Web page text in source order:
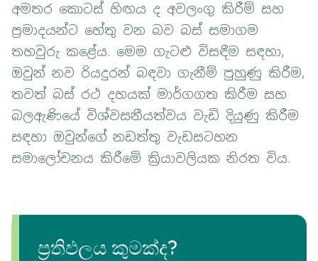
අමතර කොටස් හිඟය ද අවලංගු කිරීම් සහ
ප්‍රමාදයන්ට හේතු වන බව බස් සමාගම
තහවුරු කළේය. මෙම ගැටළු විසඳීම සඳහා,
ඔවුන් නව රියදුරන් බඳවා ගැනීම් පුහුණු කිරීම,
තවත් බස් රථ දහයක් මාර්ගගත කිරීම සහ
බලඇණියේ විශ්වසනීයත්වය වැඩි දියුණු කිරීම
සඳහා ඔවුන්ගේ නඩත්තු වැඩසටහන
සමාලෝචනය කිරීමේ ක්‍රියාවලියක නිරත විය.
ප්‍රතිඵලය කුමක්ද?